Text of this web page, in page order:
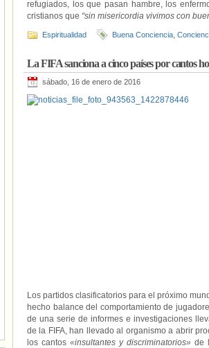
refugiados, los que pasan hambre, los
cristianos que “sin misericordia vivimos con
Espiritualidad Buena Conciencia
La FIFA sanciona a cinco países por cantos
sábado, 16 de enero de 2016
Los partidos clasificatorios para el próximo
hecho balance del comportamiento de
de una serie de informes e investigaciones
de la FIFA, han llevado al organismo a abrir
los cantos«insultantes y discriminatorios» de